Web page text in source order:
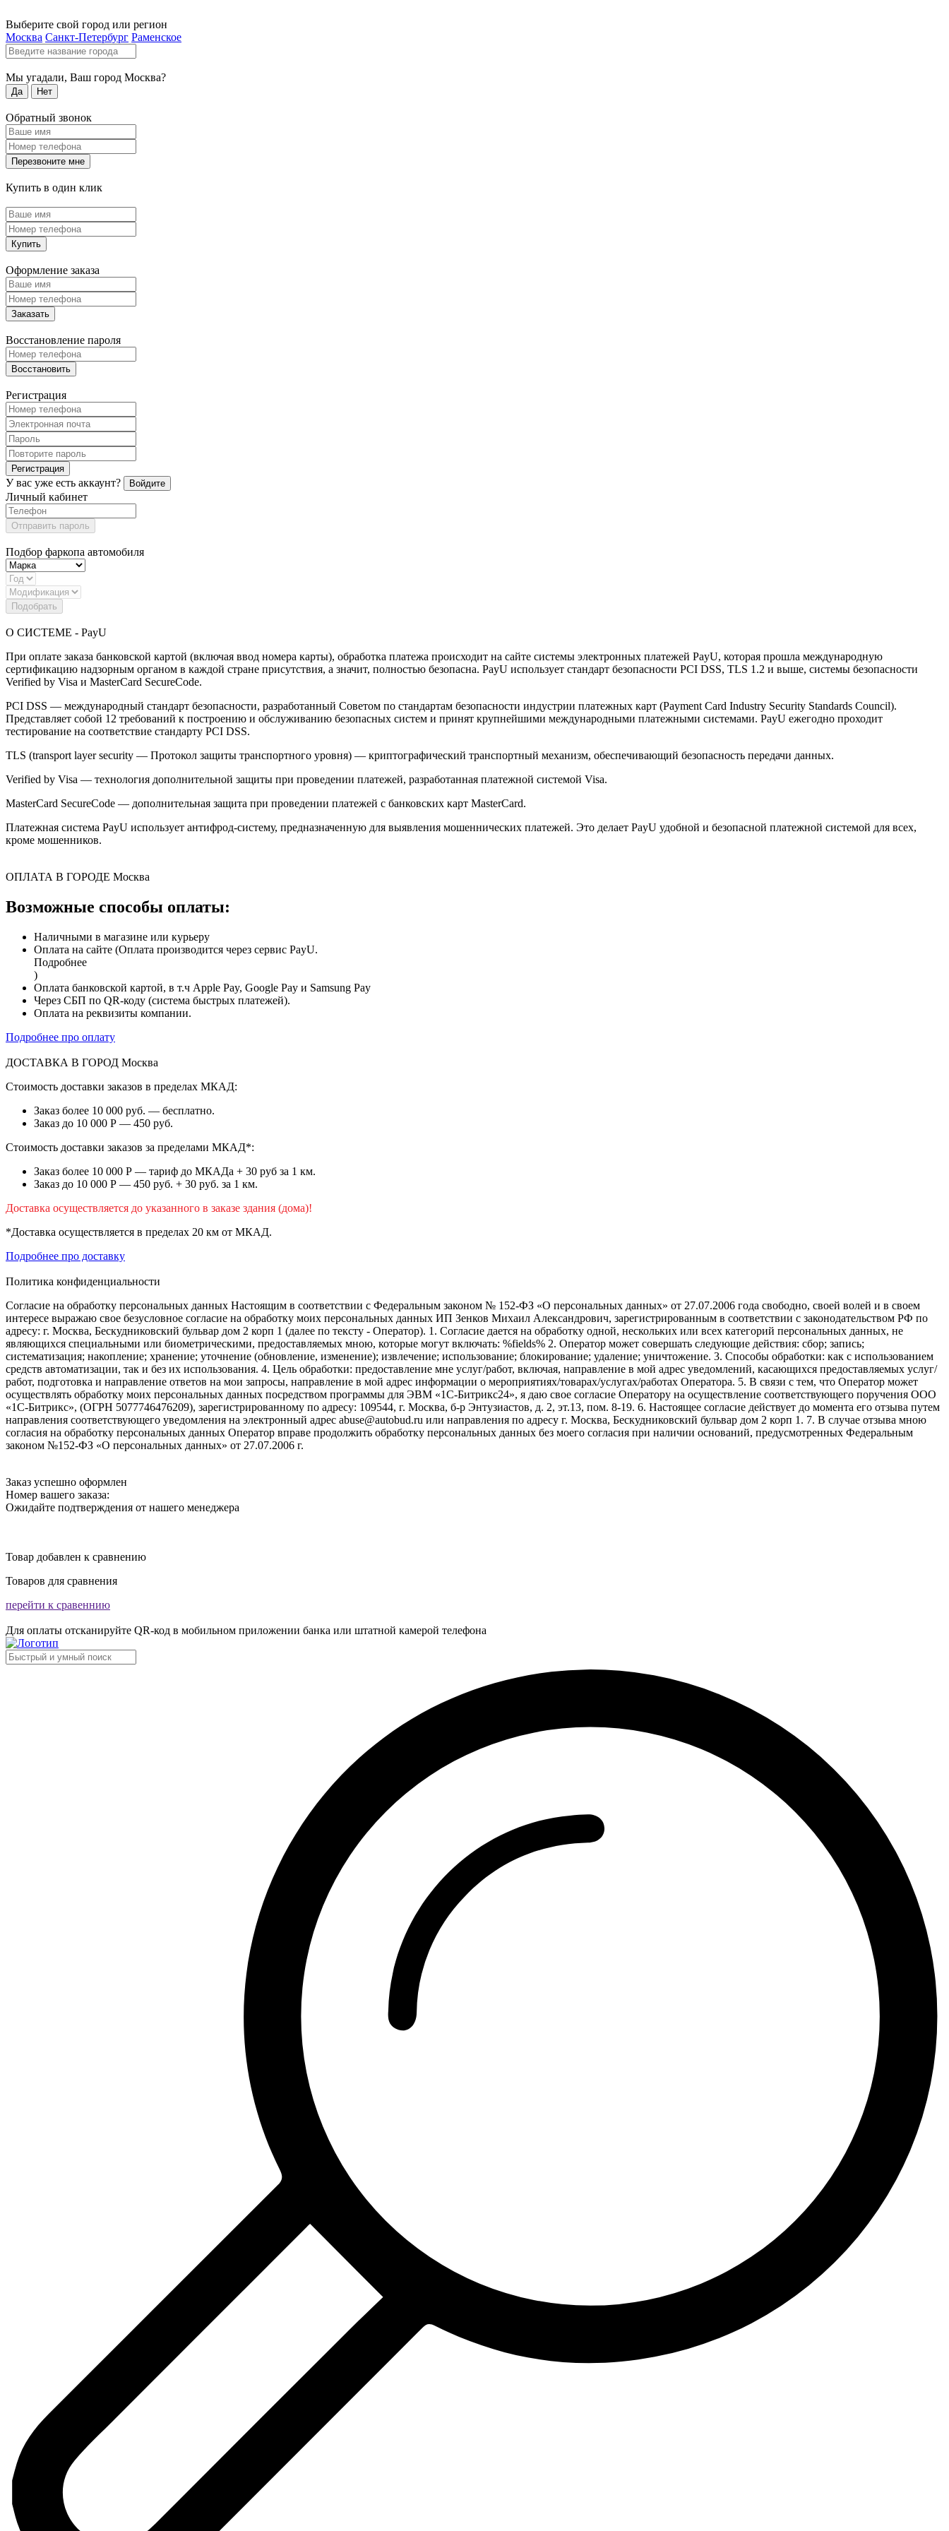
Выберите свой город или регион
Москва Санкт-Петербург Раменское
Мы угадали, Ваш город Москва?
Да Нет
Обратный звонок
Перезвоните мне
Купить в один клик
Купить
Оформление заказа
Заказать
Восстановление пароля
Восстановить
Регистрация
Регистрация
У вас уже есть аккаунт? Войдите
Личный кабинет
Отправить пароль
Подбор фаркопа автомобиля
Подобрать
О СИСТЕМЕ - PayU
При оплате заказа банковской картой (включая ввод номера карты), обработка платежа происходит на сайте системы электронных платежей PayU, которая прошла международную
сертификацию надзорным органом в каждой стране присутствия, а значит, полностью безопасна. PayU использует стандарт безопасности PCI DSS, TLS 1.2 и выше, системы безопасности
Verified by Visa и MasterCard SecureCode.
PCI DSS — международный стандарт безопасности, разработанный Советом по стандартам безопасности индустрии платежных карт (Payment Card Industry Security Standards Council).
Представляет собой 12 требований к построению и обслуживанию безопасных систем и принят крупнейшими международными платежными системами. PayU ежегодно проходит
тестирование на соответствие стандарту PCI DSS.
TLS (transport layer security — Протокол защиты транспортного уровня) — криптографический транспортный механизм, обеспечивающий безопасность передачи данных.
Verified by Visa — технология дополнительной защиты при проведении платежей, разработанная платежной системой Visa.
MasterCard SecureCode — дополнительная защита при проведении платежей с банковских карт MasterCard.
Платежная система PayU использует антифрод-систему, предназначенную для выявления мошеннических платежей. Это делает PayU удобной и безопасной платежной системой для всех,
кроме мошенников.
ОПЛАТА В ГОРОДЕ Москва
Возможные способы оплаты:
Наличными в магазине или курьеру
Оплата на сайте (Оплата производится через сервис PayU.
Подробнее
)
Оплата банковской картой, в т.ч Apple Pay, Google Pay и Samsung Pay
Через СБП по QR-коду (система быстрых платежей).
Оплата на реквизиты компании.
Подробнее про оплату
ДОСТАВКА В ГОРОД Москва
Стоимость доставки заказов в пределах МКАД:
Заказ более 10 000 руб. — бесплатно.
Заказ до 10 000 Р — 450 руб.
Стоимость доставки заказов за пределами МКАД*:
Заказ более 10 000 Р — тариф до МКАДа + 30 руб за 1 км.
Заказ до 10 000 Р — 450 руб. + 30 руб. за 1 км.
Доставка осуществляется до указанного в заказе здания (дома)!
*Доставка осуществляется в пределах 20 км от МКАД.
Подробнее про доставку
Политика конфиденциальности
Согласие на обработку персональных данных Настоящим в соответствии с Федеральным законом № 152-ФЗ «О персональных данных» от 27.07.2006 года свободно, своей волей и в своем
интересе выражаю свое безусловное согласие на обработку моих персональных данных ИП Зенков Михаил Александрович, зарегистрированным в соответствии с законодательством РФ по
адресу: г. Москва, Бескудниковский бульвар дом 2 корп 1 (далее по тексту - Оператор). 1. Согласие дается на обработку одной, нескольких или всех категорий персональных данных, не
являющихся специальными или биометрическими, предоставляемых мною, которые могут включать: %fields% 2. Оператор может совершать следующие действия: сбор; запись;
систематизация; накопление; хранение; уточнение (обновление, изменение); извлечение; использование; блокирование; удаление; уничтожение. 3. Способы обработки: как с использованием
средств автоматизации, так и без их использования. 4. Цель обработки: предоставление мне услуг/работ, включая, направление в мой адрес уведомлений, касающихся предоставляемых услуг/
работ, подготовка и направление ответов на мои запросы, направление в мой адрес информации о мероприятиях/товарах/услугах/работах Оператора. 5. В связи с тем, что Оператор может
осуществлять обработку моих персональных данных посредством программы для ЭВМ «1С-Битрикс24», я даю свое согласие Оператору на осуществление соответствующего поручения ООО
«1С-Битрикс», (ОГРН 5077746476209), зарегистрированному по адресу: 109544, г. Москва, б-р Энтузиастов, д. 2, эт.13, пом. 8-19. 6. Настоящее согласие действует до момента его отзыва путем
направления соответствующего уведомления на электронный адрес abuse@autobud.ru или направления по адресу г. Москва, Бескудниковский бульвар дом 2 корп 1. 7. В случае отзыва мною
согласия на обработку персональных данных Оператор вправе продолжить обработку персональных данных без моего согласия при наличии оснований, предусмотренных Федеральным
законом №152-ФЗ «О персональных данных» от 27.07.2006 г.
Заказ успешно оформлен
Номер вашего заказа:
Ожидайте подтверждения от нашего менеджера
Товар добавлен к сравнению
Товаров для сравнения
перейти к сравеннию
Для оплаты отсканируйте QR-код в мобильном приложении банка или штатной камерой телефона